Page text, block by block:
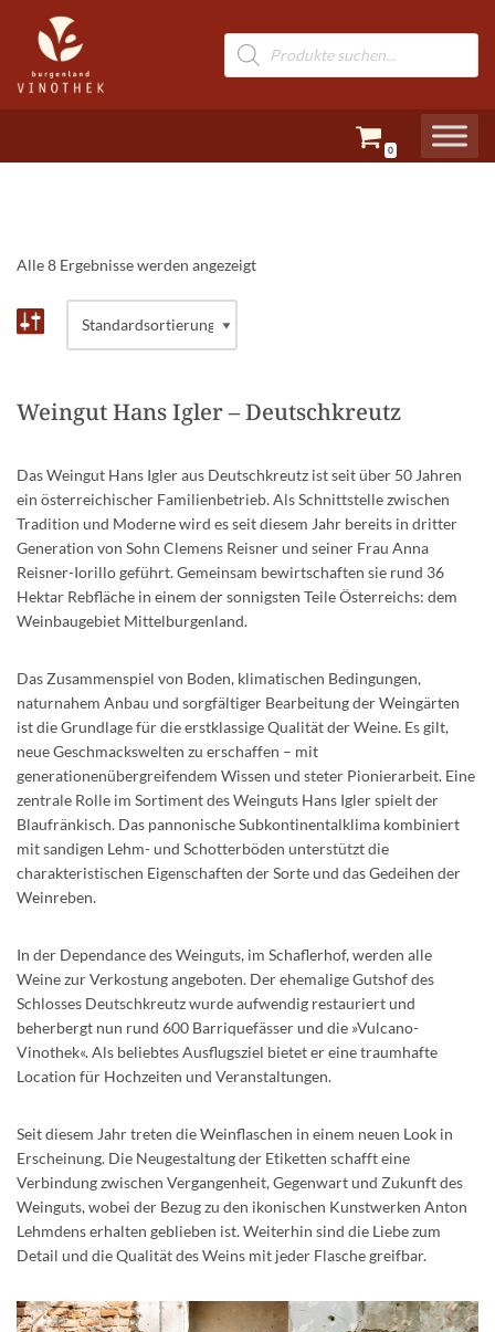
Zum
Inhalt
springen
0
Alle 8 Ergebnisse werden angezeigt
Weingut Hans Igler – Deutschkreutz
Das Weingut Hans Igler aus Deutschkreutz ist seit über 50 Jahren
ein österreichischer Familienbetrieb. Als Schnittstelle zwischen
Tradition und Moderne wird es seit diesem Jahr bereits in dritter
Generation von Sohn Clemens Reisner und seiner Frau Anna
Reisner-Iorillo geführt. Gemeinsam bewirtschaften sie rund 36
Hektar Rebfläche in einem der sonnigsten Teile Österreichs: dem
Weinbaugebiet Mittelburgenland.
Das Zusammenspiel von Boden, klimatischen Bedingungen,
naturnahem Anbau und sorgfältiger Bearbeitung der Weingärten
ist die Grundlage für die erstklassige Qualität der Weine. Es gilt,
neue Geschmackswelten zu erschaffen – mit
generationenübergreifendem Wissen und steter Pionierarbeit. Eine
zentrale Rolle im Sortiment des Weinguts Hans Igler spielt der
Blaufränkisch. Das pannonische Subkontinentalklima kombiniert
mit sandigen Lehm- und Schotterböden unterstützt die
charakteristischen Eigenschaften der Sorte und das Gedeihen der
Weinreben.
In der Dependance des Weinguts, im Schaflerhof, werden alle
Weine zur Verkostung angeboten. Der ehemalige Gutshof des
Schlosses Deutschkreutz wurde aufwendig restauriert und
beherbergt nun rund 600 Barriquefässer und die »Vulcano-
Vinothek«. Als beliebtes Ausflugsziel bietet er eine traumhafte
Location für Hochzeiten und Veranstaltungen.
Seit diesem Jahr treten die Weinflaschen in einem neuen Look in
Erscheinung. Die Neugestaltung der Etiketten schafft eine
Verbindung zwischen Vergangenheit, Gegenwart und Zukunft des
Weinguts, wobei der Bezug zu den ikonischen Kunstwerken Anton
Lehmdens erhalten geblieben ist. Weiterhin sind die Liebe zum
Detail und die Qualität des Weins mit jeder Flasche greifbar.